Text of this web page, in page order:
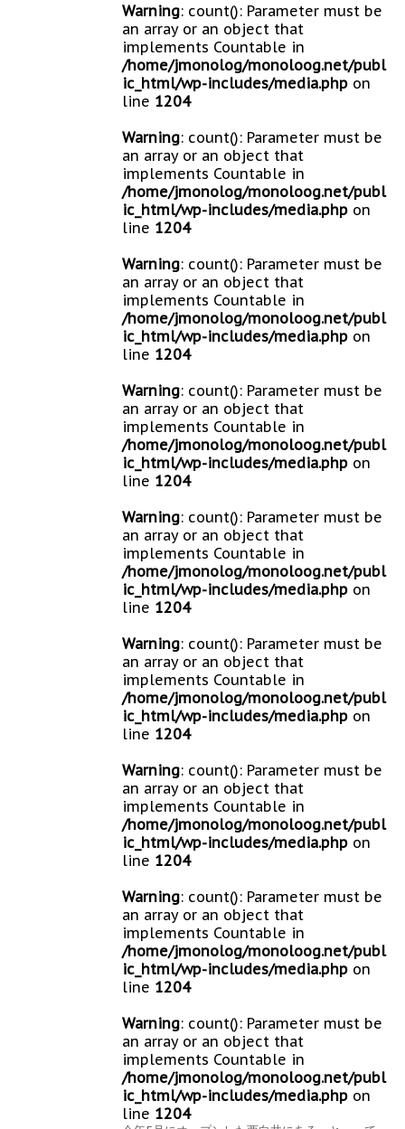
Warning: count(): Parameter must be
an array or an object that
implements Countable in
/home/jmonolog/monoloog.net/publ
ic_html/wp-includes/media.php on
line 1204
Warning: count(): Parameter must be
an array or an object that
implements Countable in
/home/jmonolog/monoloog.net/publ
ic_html/wp-includes/media.php on
line 1204
Warning: count(): Parameter must be
an array or an object that
implements Countable in
/home/jmonolog/monoloog.net/publ
ic_html/wp-includes/media.php on
line 1204
Warning: count(): Parameter must be
an array or an object that
implements Countable in
/home/jmonolog/monoloog.net/publ
ic_html/wp-includes/media.php on
line 1204
Warning: count(): Parameter must be
an array or an object that
implements Countable in
/home/jmonolog/monoloog.net/publ
ic_html/wp-includes/media.php on
line 1204
Warning: count(): Parameter must be
an array or an object that
implements Countable in
/home/jmonolog/monoloog.net/publ
ic_html/wp-includes/media.php on
line 1204
Warning: count(): Parameter must be
an array or an object that
implements Countable in
/home/jmonolog/monoloog.net/publ
ic_html/wp-includes/media.php on
line 1204
Warning: count(): Parameter must be
an array or an object that
implements Countable in
/home/jmonolog/monoloog.net/publ
ic_html/wp-includes/media.php on
line 1204
Warning: count(): Parameter must be
an array or an object that
implements Countable in
/home/jmonolog/monoloog.net/publ
ic_html/wp-includes/media.php on
line 1204